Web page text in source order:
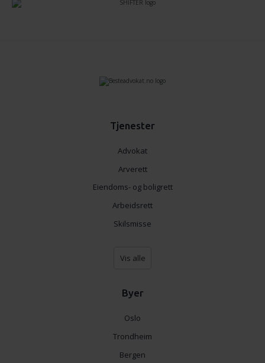
Tjenester
Advokat
Arverett
Eiendoms- og boligrett
Arbeidsrett
Skilsmisse
Vis alle
Byer
Oslo
Trondheim
Bergen